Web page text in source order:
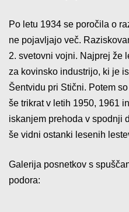
Po letu 1934 se poročila o
ne pojavljajo več.
2. svetovni vojni. Najprej že
za kovinsko industrijo, ki je
Šentvidu pri Stični. Potem
še trikrat v letih 1950, 1961
iskanjem prehoda v spodnji
še vidni ostanki lesenih
Galerija posnetkov s
podora: